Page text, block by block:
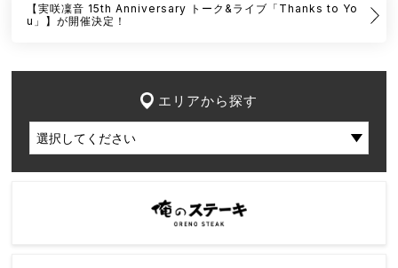
【実咲凜音 15th Anniversary トーク&ライブ「Thanks to Yo
u」】が開催決定！
エリアから探す